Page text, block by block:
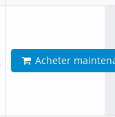
Acheter